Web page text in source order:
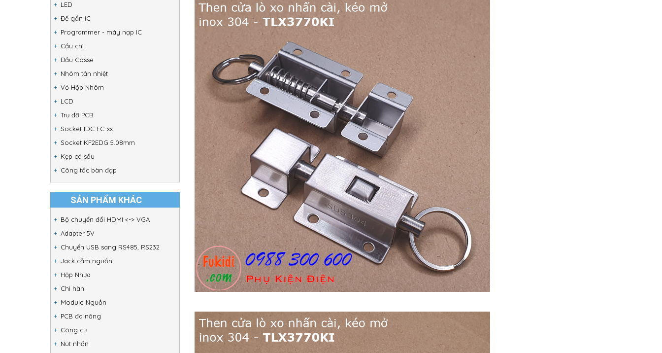
LED
Đế gắn IC
Programmer - máy nạp IC
Cầu chì
Đầu Cosse
Nhôm tản nhiệt
Vỏ Hộp Nhôm
LCD
Trụ đỡ PCB
Socket IDC FC-xx
Socket KF2EDG 5.08mm
Kẹp cá sấu
Công tắc bàn đạp
SẢN PHẨM KHÁC
Bộ chuyển đổi HDMI <-> VGA
Adapter 5V
Chuyển USB sang RS485, RS232
Jack cắm nguồn
Hộp Nhựa
Chì hàn
Module Nguồn
PCB đa năng
Công cụ
Nút nhấn